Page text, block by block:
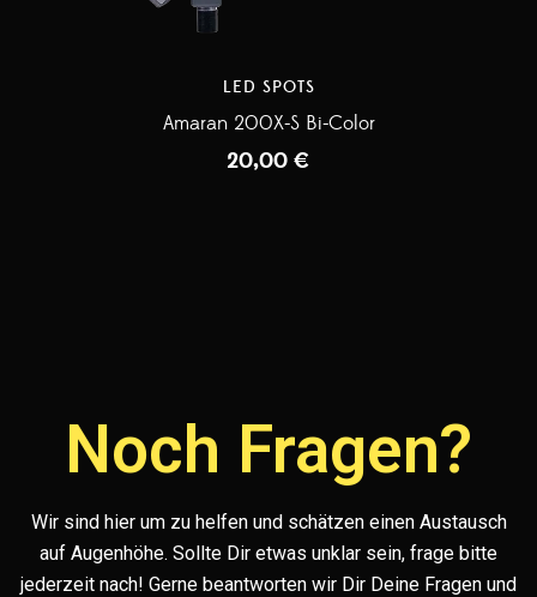
LED SPOTS
Amaran 200X-S Bi-Color
20,00 €
Noch Fragen?
Wir sind hier um zu helfen und schätzen einen Austausch
auf Augenhöhe. Sollte Dir etwas unklar sein, frage bitte
jederzeit nach! Gerne beantworten wir Dir Deine Fragen und